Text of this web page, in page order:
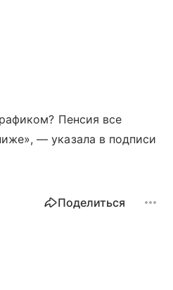
Пенсия все
— указала в подписи
Поделиться